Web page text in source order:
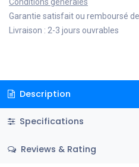
Garantie satisfait ou remboursé
Livraison : 2-3 jours ouvrables
Description
Specifications
Reviews & Rating